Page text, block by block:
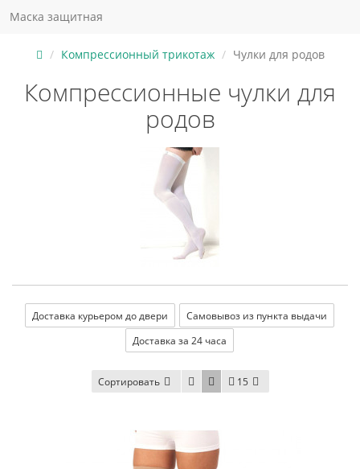
Маска защитная
Компрессионный трикотаж Чулки для родов
Компрессионные чулки для
родов
Доставка курьером до двери
Самовывоз из пункта выдачи
Доставка за 24 часа
Сортировать 15